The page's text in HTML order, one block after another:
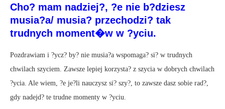
Cho? mam nadziej?, ?e nie b?dziesz
musia?a/ musia? przechodzi? tak
trudnych moment�w w ?yciu.
Pozdrawiam i ?ycz? by? nie musia?a wspomaga? si? w trudnych
chwilach szyciem. Zawsze lepiej korzysta? z szycia w dobrych chwilach
?ycia. Ale wiem, ?e je?li nauczysz si? szy?, to zawsze dasz sobie rad?,
gdy nadejd? te trudne momenty w ?yciu.